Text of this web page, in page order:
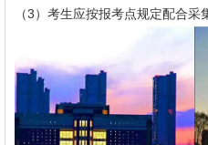
（3）考生应按报考点规定配合采